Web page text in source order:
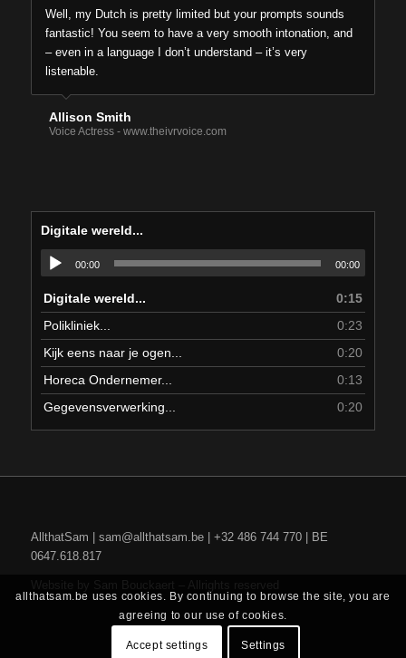
Well, my Dutch is pretty limited but your prompts sounds
fantastic! You seem to have a very smooth intonation, and
– even in a language I don’t understand – it’s very
listenable.
Allison Smith
Voice Actress - www.theivrvoice.com
Digitale wereld...
00:00 00:00
Digitale wereld...
0:15
Polikliniek...
0:23
Kijk eens naar je ogen...
0:20
Horeca Ondernemer...
0:13
Gegevensverwerking...
0:20
AllthatSam | sam@allthatsam.be | +32 486 744 770 | BE
0647.618.817
allthatsam.be uses cookies. By continuing to browse the site, you are
agreeing to our use of cookies.
Accept settings Settings